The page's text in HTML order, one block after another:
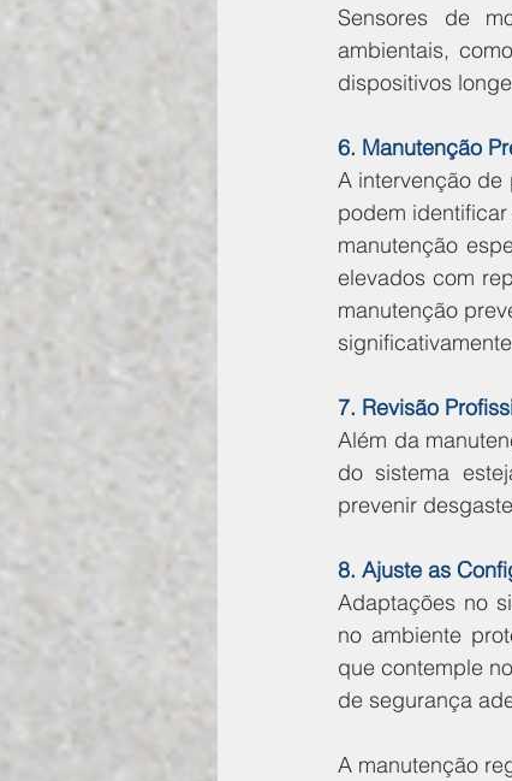
Sensores de
ambientais,
dispositivos
6. Manutenção
A intervenção de
podem
manutenção
elevados com
manutenção
7. Revisão
Além da
do sistema
prevenir
8. Ajuste as
Adaptações no
no ambiente
que contemple
de segurança
A manutenção